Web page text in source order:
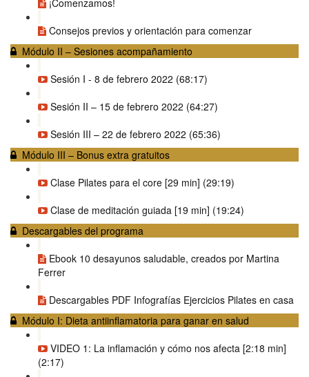
¡Comenzamos!
Consejos previos y orientación para comenzar
Módulo II – Sesiones acompañamiento
Sesión I - 8 de febrero 2022 (68:17)
Sesión II – 15 de febrero 2022 (64:27)
Sesión III – 22 de febrero 2022 (65:36)
Módulo III – Bonus extra gratuitos
Clase Pilates para el core [29 min] (29:19)
Clase de meditación guiada [19 min] (19:24)
Descargables del programa
Ebook 10 desayunos saludable, creados por Martina
Ferrer
Descargables PDF Infografías Ejercicios Pilates en casa
Módulo I: Dieta antiinflamatoria para ganar en salud
VIDEO 1: La inflamación y cómo nos afecta [2:18 min]
(2:17)